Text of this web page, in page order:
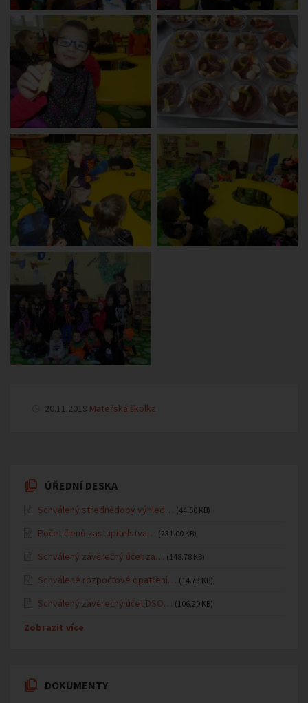
20.11.2019 Mateřská školka
ÚŘEDNÍ DESKA
Schválený střednědobý výhled… (44.50 KB)
Počet členů zastupitelstva… (231.00 KB)
Schválený závěrečný účet za… (148.78 KB)
Schválené rozpočtové opatření… (14.73 KB)
Schválený závěrečný účet DSO… (106.20 KB)
Zobrazit více
DOKUMENTY